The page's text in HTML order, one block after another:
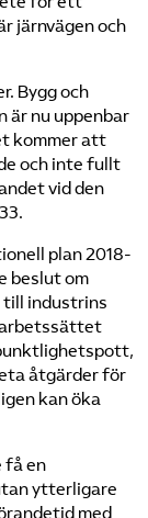
järnvägen och
Bygg och
är nu uppenbar
kommer att
och inte fullt
vid den
plan 2018-
beslut om
till industrins
arbetssättet
åtgärder för
kan öka
få en
ytterligare
med